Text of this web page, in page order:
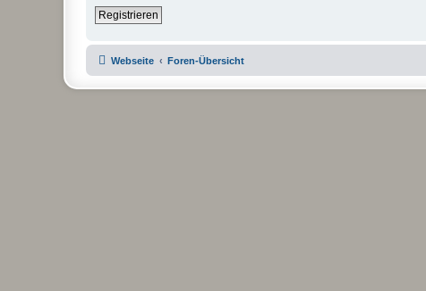
Registrieren
Webseite Foren-Übersicht